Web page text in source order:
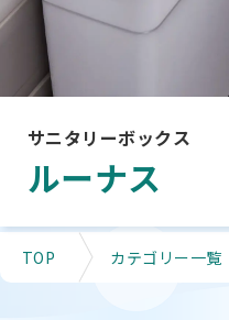
サニタリーボックス
ルーナス
TOP カテゴリー一覧